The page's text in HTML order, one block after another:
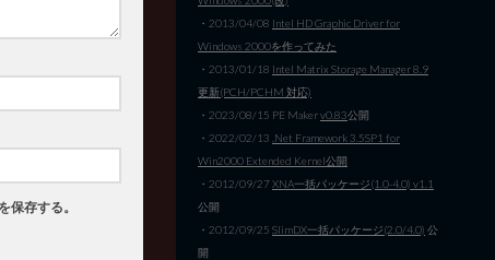
保存する。
・2013/04/08 Intel HD Graphic Driver for
Windows 2000を作ってみた
・2013/01/18 Intel Matrix Storage Manager 8.9
更新(PCH/PCHM 対応)
・2023/08/15 PE Makerv0.83公開
・2022/02/13 .Net Framework 3.5SP1 for
Win2000 Extended Kernel公開
・2012/09/27XNA一括パッケージ(1.0-4.0) v1.1
公開
・2012/09/25 SlimDX一括パッケージ(2.0/4.0) 公
開